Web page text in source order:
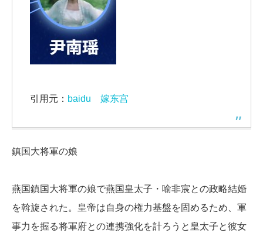
引用元： baidu 嫁东宫
鎮国大将軍の娘
燕国鎮国大将軍の娘で燕国皇太子・喻非宸との政略結婚
を斡旋された。皇帝は自身の権力基盤を固めるため、軍
事力を握る将軍府との連携強化を計ろうと皇太子と彼女